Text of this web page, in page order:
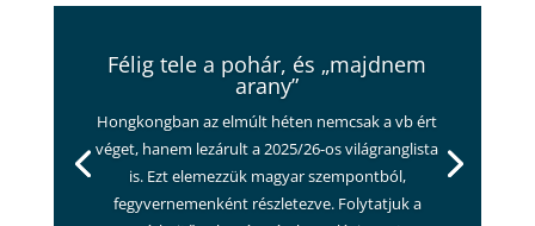
Félig tele a pohár, és „majdnem
arany”
Hongkongban az elmúlt héten nemcsak a vb ért
véget, hanem lezárult a 2025/26-os világranglista
is. Ezt elemezzük magyar szempontból,
fegyvernemenként részletezve. Folytatjuk a